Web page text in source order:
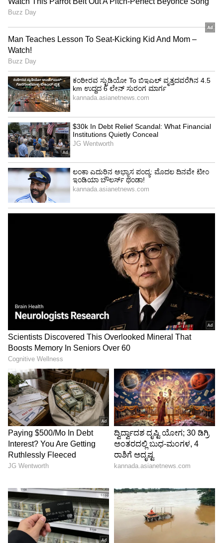
ನೀವ್ ಬಿಡಿ ಎರಡನೇ ಪೂನಂ ಪಾಂಡೆ; ಬಾಲಿವುಡ್ ನಟಿಗೆ
ಹಿಂಗಾ ಅನ್ನೋದಾ?